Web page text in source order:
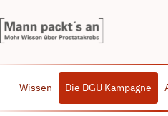
Wissen Die DGU Kampagne